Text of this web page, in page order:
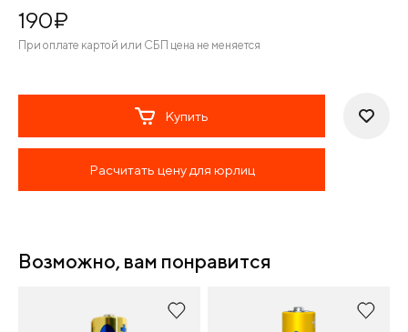
190¤
При оплате картой или СБП цена не меняется
Купить
Расчитать цену для юрлиц
Возможно, вам понравится